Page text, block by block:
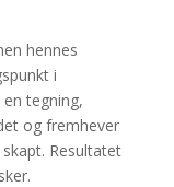
hennes
i
tegning,
og fremhever
Resultatet